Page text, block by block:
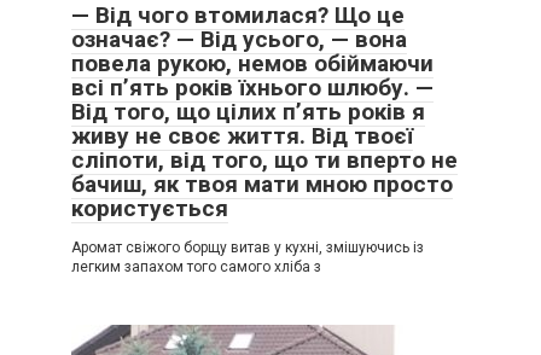
— Від чого втомилася? Що це
означає? — Від усього, — вона
повела рукою, немов обіймаючи
всі п’ять років їхнього шлюбу. —
Від того, що цілих п’ять років я
живу не своє життя. Від твоєї
сліпоти, від того, що ти вперто не
бачиш, як твоя мати мною просто
користується
Аромат свіжого борщу витав у кухні, змішуючись із
легким запахом того самого хліба з